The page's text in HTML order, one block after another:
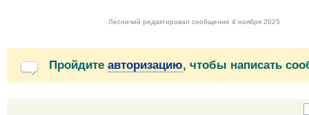
Лесничий редактировал сообщение 4 ноября 2025
Пройдите авторизацию, чтобы написать